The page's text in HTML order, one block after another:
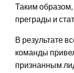
Таким
преграды и
В результате
команды
признанным